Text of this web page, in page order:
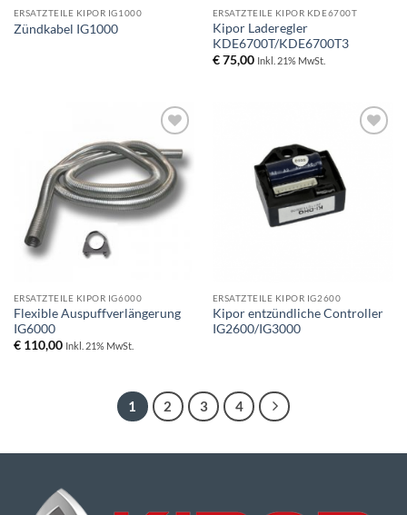
ERSATZTEILE KIPOR IG1000
Zündkabel IG1000
ERSATZTEILE KIPOR KDE6700T
Kipor Laderegler
KDE6700T/KDE6700T3
€75,00 Inkl. 21% MwSt.
Toevoegen
aan
wenslijst
ERSATZTEILE KIPOR IG6000
Flexible Auspuffverlängerung
IG6000
€110,00 Inkl. 21% MwSt.
wenslijst
ERSATZTEILE KIPOR IG2600
Kipor entzündliche Controller
IG2600/IG3000
1 2 3 4